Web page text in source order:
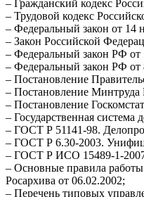
– Гражданский кодекс
– Трудовой кодекс
– Федеральный закон от 14
– Закон Российской
– Федеральный закон РФ
– Федеральный закон РФ
– Постановление
– Постановление Минтруда
– Постановление
– Государственная
– ГОСТ Р 51141-98.
– ГОСТ Р 6.30-2003.
– ГОСТ Р ИСО 15489-1-2007
– Основные правила
Росархива от 06.02.2002;
– Перечень типовых